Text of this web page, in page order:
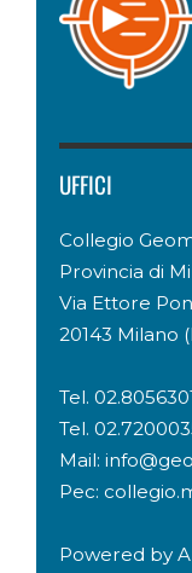
UFFICI
Collegio
Provincia di
Via Ettore
20143 Milano
Tel.
Tel.
Mail:
Pec:
Powered by